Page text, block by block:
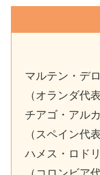
マルテン・デ
（オランダ代
チアゴ・アル
（スペイン代
ハメス・ロド